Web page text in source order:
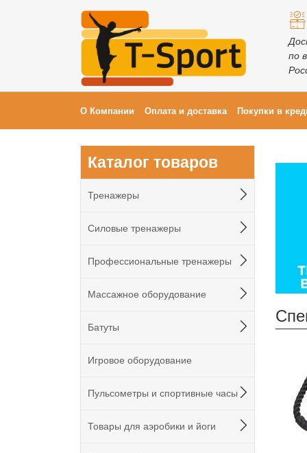
по
О Компании Оплата и доставка Покупки в
Каталог товаров
Тренажеры
Силовые тренажеры
Профессиональные тренажеры
Массажное оборудование
Батуты
Игровое оборудование
Пульсометры и спортивные часы
Товары для аэробики и йоги